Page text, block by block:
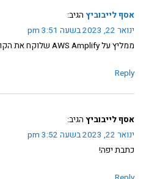
אסף לייבוביץ הגיב:
ינואר 22, 2023 בשעה 3:51 pm
ממליץ על AWS Amplify שלוקח את הקוד מgithub שלכם.
Reply
אסף לייבוביץ הגיב:
ינואר 22, 2023 בשעה 3:52 pm
כתבת יפה!